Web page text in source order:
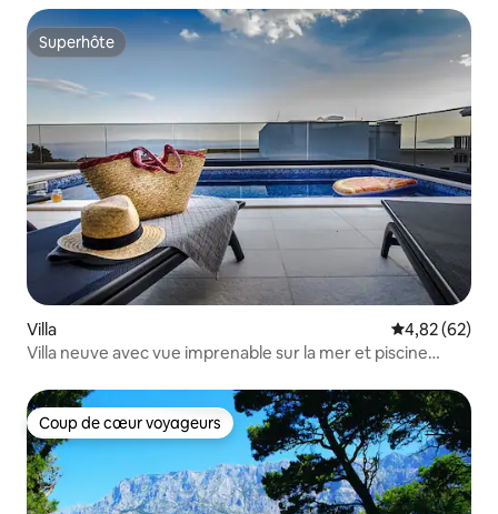
Superhôte
Superhôte
Villa Évaluation
4,82 (62)
Villa neuve avec vue imprenable sur la mer et piscine
Coup de cœur voyageurs
Coup de cœur voyageurs